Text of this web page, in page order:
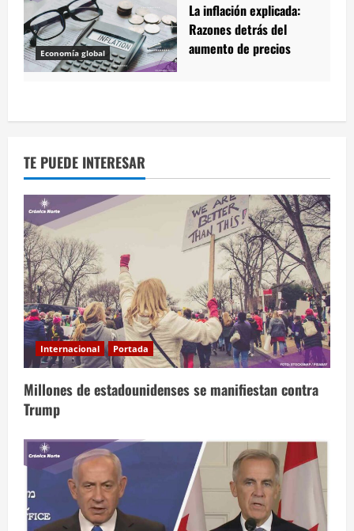
Economía global
La inflación explicada:
Razones detrás del
aumento de precios
TE PUEDE INTERESAR
Internacional Portada
Millones de estadounidenses se manifiestan contra
Trump